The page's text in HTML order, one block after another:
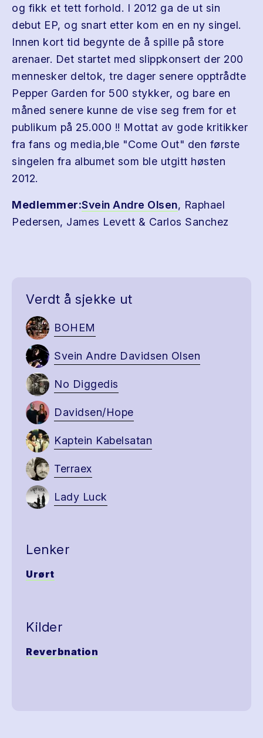
og fikk et tett forhold. I 2012 ga de ut sin
debut EP, og snart etter kom en en ny singel.
Innen kort tid begynte de å spille på store
arenaer. Det startet med slippkonsert der 200
mennesker deltok, tre dager senere opptrådte
Pepper Garden for 500 stykker, og bare en
måned senere kunne de vise seg frem for et
publikum på 25.000 !! Mottat av gode kritikker
fra fans og media,ble "Come Out" den første
singelen fra albumet som ble utgitt høsten
2012.
Medlemmer:Svein Andre Olsen, Raphael
Pedersen, James Levett & Carlos Sanchez
Verdt å sjekke ut
BOHEM
Svein Andre Davidsen Olsen
No Diggedis
Davidsen/Hope
Kaptein Kabelsatan
Terraex
Lady Luck
Lenker
Urørt
Kilder
Reverbnation